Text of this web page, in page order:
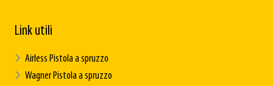
Link utili
Airless Pistola a spruzzo
Wagner Pistola a spruzzo